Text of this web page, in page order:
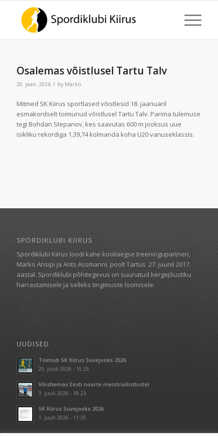
Osalemas võistlusel Tartu Talv
20. jaan. 2026 / by Marko
Mitmed SK Kiirus sportlased võistlesid 18. jaanuaril
esmakordselt toimunud võistlusel Tartu Talv. Parima tulemuse
tegi Bohdan Stepanov, kes saavutas 600 m jooksus uue
isikliku rekordiga 1.39,74 kolmanda koha U20 vanuseklassis.
SPORDIKLUBI KIIRUS
Spordiklubi Kiirus loodi kahe kooliaegse treeningupartneri,
Marko Ansipi ja Ants Assmanni, poolt Tartus 27. juunil 2017.
aastal. Spordiklubi põhitegevus on suunatud kergejõustiku
harrastamisele ja selleks tingimuste loomisele.
UUDISED
Toimub SK Kiirus Suvejooks 2026
25. juuli 2026 - 15:25
Võistlemas Eesti noorte meistrivõistlustel
3. juuli 2026 - 18:23
SK Kiirus Suvejooks 2026
1. juuli 2026 - 11:35